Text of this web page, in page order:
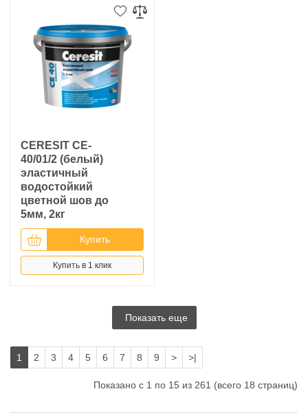
CERESIT CE-
40/01/2 (белый)
эластичный
водостойкий
цветной шов до
5мм, 2кг
Купить
Купить в 1 клик
Показать еще
1 2 3 4 5 6 7 8 9 > >|
Показано с 1 по 15 из 261 (всего 18 страниц)